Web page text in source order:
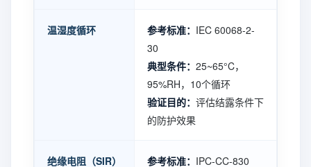
温湿度循环 参考标准： IEC 60068-2-
30
典型条件： 25~65°C，
95%RH，10个循环
验证目的： 评估结露条件下
的防护效果
绝缘电阻（SIR） 参考标准： IPC-CC-830